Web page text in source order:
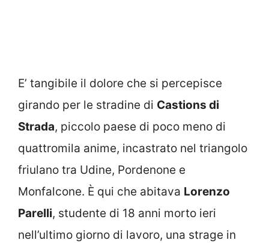
E’ tangibile il dolore che si percepisce
girando per le stradine di Castions di
Strada, piccolo paese di poco meno di
quattromila anime, incastrato nel triangolo
friulano tra Udine, Pordenone e
Monfalcone. È qui che abitava Lorenzo
Parelli, studente di 18 anni morto ieri
nell’ultimo giorno di lavoro, una strage in